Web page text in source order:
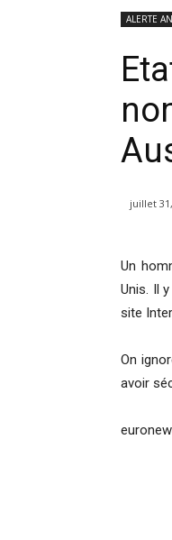
ALERTE
juillet
Un
Unis. Il
site
On
avoir